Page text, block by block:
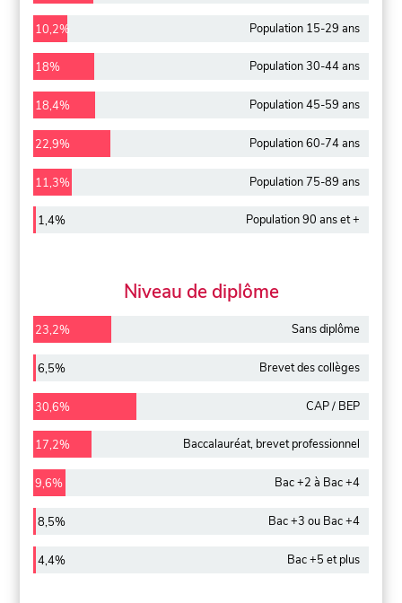
10,2% Population 15-29 ans
18% Population 30-44 ans
18,4% Population 45-59 ans
22,9% Population 60-74 ans
11,3% Population 75-89 ans
1,4% Population 90 ans et +
Niveau de diplôme
23,2% Sans diplôme
6,5% Brevet des collèges
30,6% CAP / BEP
17,2% Baccalauréat, brevet professionnel
9,6% Bac +2 à Bac +4
8,5% Bac +3 ou Bac +4
4,4% Bac +5 et plus